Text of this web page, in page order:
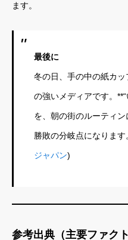
ます。
最後に
冬の日、手の中の紙カ
の強いメディアです。
を、朝の街のルーティ
勝敗の分岐点になります
ジャパン)
参考出典（主要ファク